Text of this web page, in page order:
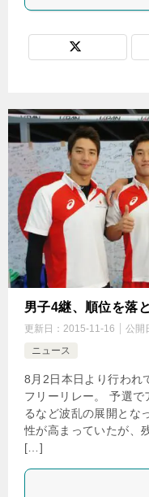
男子4継、順位を落
更新日： 2015-11-16 公開
ニュース
8月2日本日より行われ
フリーリレー。 予選で
るなど波乱の展開とな
性が高まっていたが、
[…]